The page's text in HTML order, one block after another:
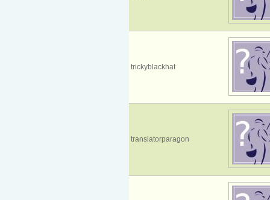
trickyblackhat
translatorparagon